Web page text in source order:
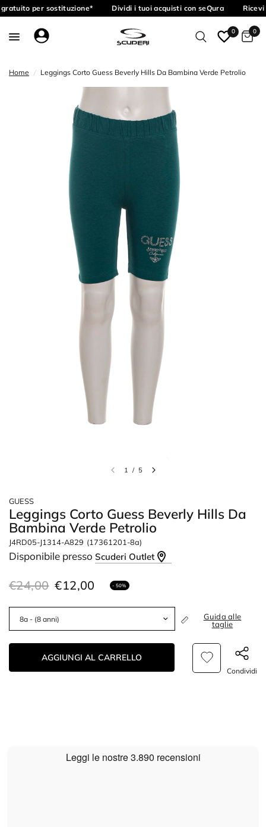
per sostituzione* Dividi i tuoi acquisti con seQura
0 0
Home / Leggings Corto Guess Beverly Hills Da Bambina Verde Petrolio
1 / 5
GUESS
Leggings Corto Guess Beverly Hills Da
Bambina Verde Petrolio
J4RD05-J1314-A829 (17361201-8a)
Disponibile pressoScuderi Outlet
€24,00 €12,00 - 50%
Guida alle
taglie
AGGIUNGI AL CARRELLO
Condividi